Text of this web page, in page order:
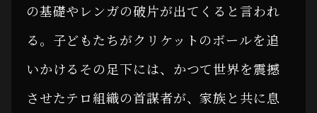
の基礎やレンガの破片が出てくると言われ
る。子どもたちがクリケットのボールを追
いかけるその足下には、かつて世界を震撼
させたテロ組織の首謀者が、家族と共に息